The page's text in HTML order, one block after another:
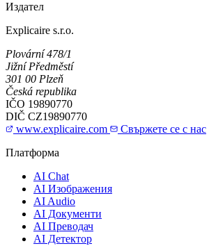
Издател
Explicaire s.r.o.
Plovární 478/1
Jižní Předměstí
301 00 Plzeň
Česká republika
IČO 19890770
DIČ CZ19890770
www.explicaire.com
Свържете се с нас
Платформа
AI Chat
AI Изображения
AI Audio
AI Документи
AI Преводач
AI Детектор